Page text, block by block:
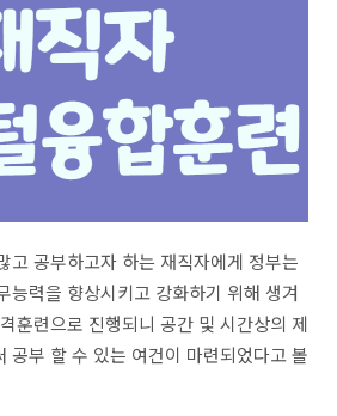
고 공부하고자 하는 재직자에게 정부는
능력을 향상시키고 강화하기 위해 생겨
훈련으로 진행되니 공간 및 시간상의 제
공부 할 수 있는 여건이 마련되었다고 볼